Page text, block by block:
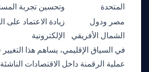
المتحدة
وتحسين تجربة
مصر ودول
الشمال الأفريقي
زيادة الاعتماد على
الإلكترونية
في السياق الإقليمي، يساهم هذا
عملية الرقمنة داخل الاقتصادات